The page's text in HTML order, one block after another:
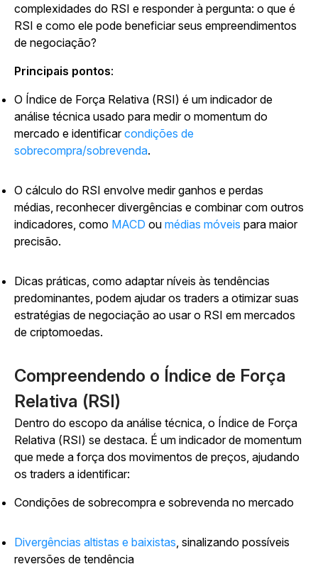
complexidades do RSI e responder à pergunta: o que é
RSI e como ele pode beneficiar seus empreendimentos
de negociação?
Principais pontos:
O Índice de Força Relativa (RSI) é um indicador de
análise técnica usado para medir o momentum do
mercado e identificarcondições de
sobrecompra/sobrevenda.
O cálculo do RSI envolve medir ganhos e perdas
médias, reconhecer divergências e combinar com outros
indicadores, como MACD ou médias móveis para maior
precisão.
Dicas práticas, como adaptar níveis às tendências
predominantes, podem ajudar os traders a otimizar suas
estratégias de negociação ao usar o RSI em mercados
de criptomoedas.
Compreendendo o Índice de Força
Relativa (RSI)
Dentro do escopo da análise técnica, o Índice de Força
Relativa (RSI) se destaca. É um indicador de momentum
que mede a força dos movimentos de preços, ajudando
os traders a identificar:
Condições de sobrecompra e sobrevenda no mercado
Divergências altistas e baixistas, sinalizando possíveis
reversões de tendência